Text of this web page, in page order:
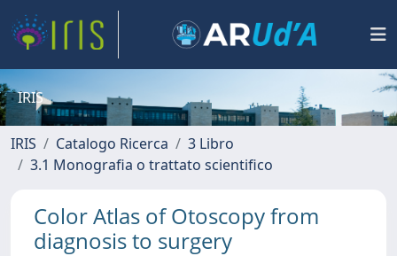
IRIS
IRIS Catalogo Ricerca
3 Libro
3.1 Monografia o trattato scientifico
Color Atlas of Otoscopy from
diagnosis to surgery